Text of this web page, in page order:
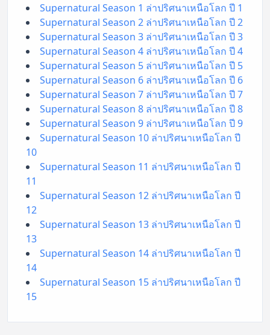
Supernatural Season 1 ล่าปริศนาเหนือโลก ปี 1
Supernatural Season 2 ล่าปริศนาเหนือโลก ปี 2
Supernatural Season 3 ล่าปริศนาเหนือโลก ปี 3
Supernatural Season 4 ล่าปริศนาเหนือโลก ปี 4
Supernatural Season 5 ล่าปริศนาเหนือโลก ปี 5
Supernatural Season 6 ล่าปริศนาเหนือโลก ปี 6
Supernatural Season 7 ล่าปริศนาเหนือโลก ปี 7
Supernatural Season 8 ล่าปริศนาเหนือโลก ปี 8
Supernatural Season 9 ล่าปริศนาเหนือโลก ปี 9
Supernatural Season 10 ล่าปริศนาเหนือโลก ปี
10
Supernatural Season 11 ล่าปริศนาเหนือโลก ปี
11
Supernatural Season 12 ล่าปริศนาเหนือโลก ปี
12
Supernatural Season 13 ล่าปริศนาเหนือโลก ปี
13
Supernatural Season 14 ล่าปริศนาเหนือโลก ปี
14
Supernatural Season 15 ล่าปริศนาเหนือโลก ปี
15